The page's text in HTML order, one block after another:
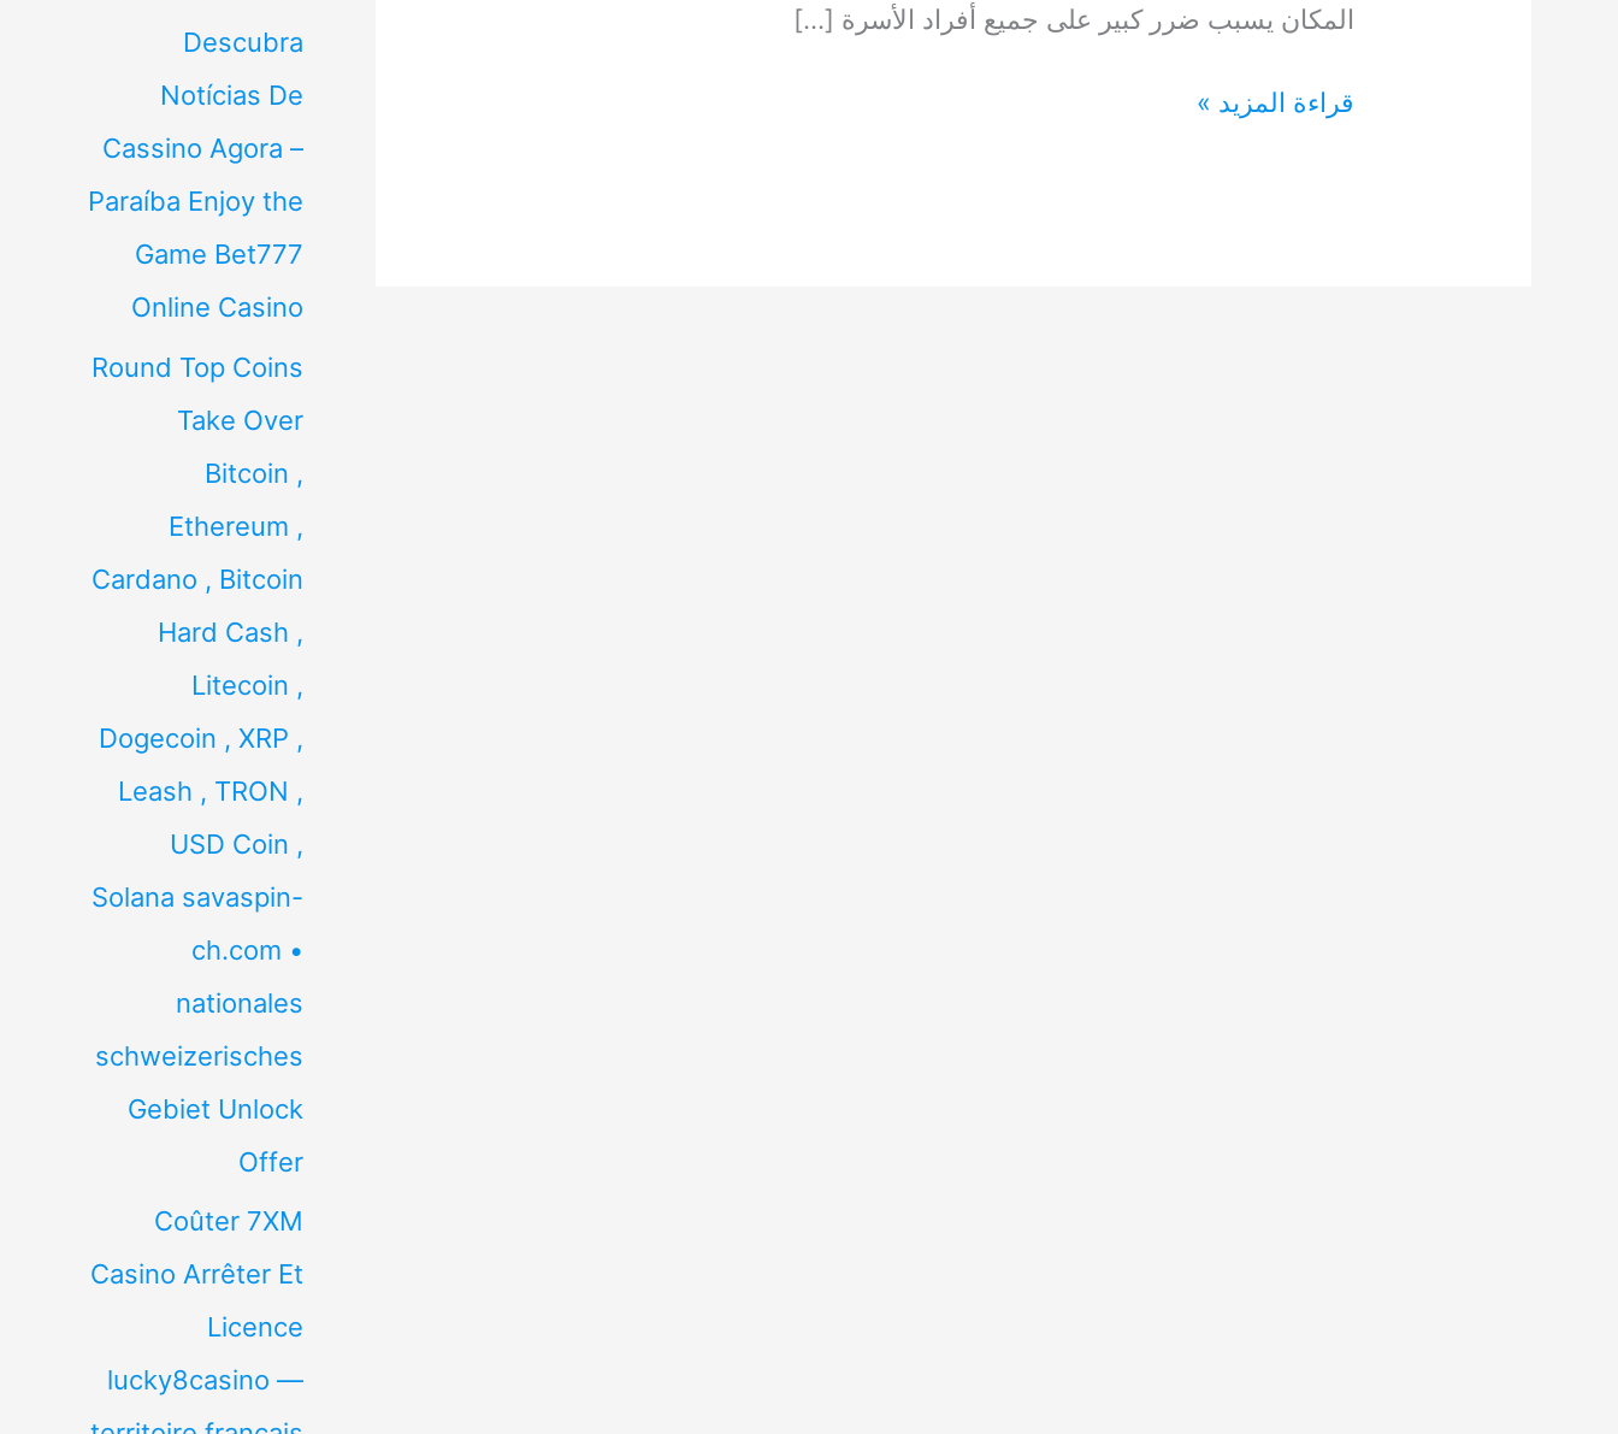
المكان يسبب ضرر كبير على جميع أفراد الأسرة […]
شركة
قراءة المزيد »
Descubra
Notícias De
Cassino Agora –
Paraíba Enjoy the
Game Bet777
Online Casino
Round Top Coins
Take Over
Bitcoin ,
Ethereum ,
Cardano , Bitcoin
Hard Cash ,
Litecoin ,
Dogecoin , XRP ,
Leash , TRON ,
USD Coin ,
Solana savaspin-
ch.com •
nationales
schweizerisches
Gebiet Unlock
Offer
Coûter 7XM
Casino Arrêter Et
Licence
lucky8casino —